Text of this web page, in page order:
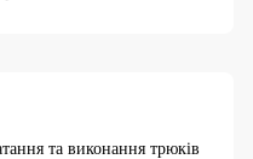
та виконання трюків